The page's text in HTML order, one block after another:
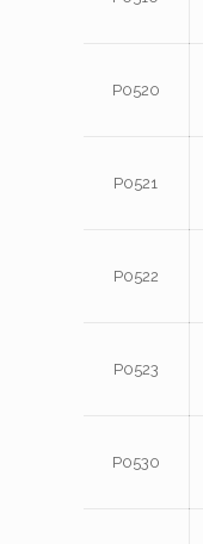
P0520
P0521
P0522
P0523
P0530